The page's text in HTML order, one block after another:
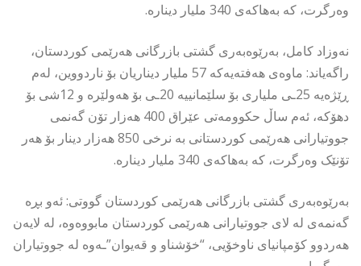
وەرگرت، کە بەهاکەی 340 ملیار دینارە.
نەوزاد کامل، بەرێوەبەری گشتی بازرگانی هەرێمی کوردستان،
راگەیاند: ماوەی هەفتەیەکە 57 ملیار دیناریان بۆ ناردووین، لەم
ڕێژەیە 25ـی ملیاری بۆ سلێمانییە 20ـی بۆ هەولێرە و 12شی بۆ
دهۆکە، ئەم ساڵ حکوومەتی عێراق 400 هەزار تۆن گەنمی
جووتیارانی هەرێمی کوردستانی بە نرخی 850 هەزار دینار بۆ هەر
تۆنێک وەرگرت، کە بەهاکەی 340 ملیار دینارە.
بەرێوەبەری گشتی بازرگانی هەرێمی کوردستان گووتی: ئەو بڕە
گەنمەی لە لای جووتیارانی هەرێمی کوردستان مابووەوە، لە لایەن
هەردوو کۆمپانیای ناوخۆیی، “خۆشناو و قەیوان”ـەوە لە جووتیاران